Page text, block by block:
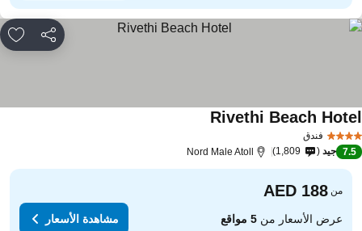
مشاركة
فندق
Rivethi Beach
7.5 جيد 1,809
Nord Male Atoll
من
عرض الأسعار من5 مواقع مشاهدة الأسعار